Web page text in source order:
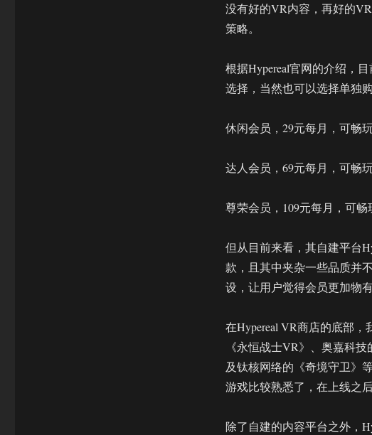
没有好的VR内容，再好的
策略。
根据Hypereal官网的介绍，
选择，当然也可以选择单独
休闲会员，29元每月，可畅
达人会员，69元每月，可畅
尊荣会员，109元每月，可畅
但从目前来看，其自建平台
款，且其中夹杂一些品质并
设，让用户觉得会员更加物有
在Hypereal VR商店的底部
《永恒战士VR》、奥嘉科
及钛核网络的《奇境守卫》
游戏比较熟悉了，在上线之
除了自建的内容平台之外，